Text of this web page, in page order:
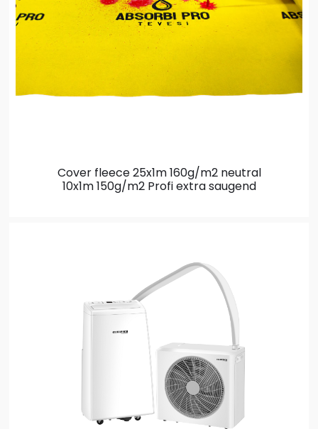
Cover fleece 25x1m 160g/m2 neutral
10x1m 150g/m2 Profi extra saugend